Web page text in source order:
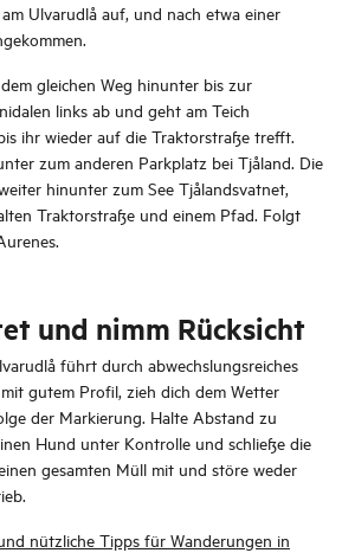
Ulvarudlå auf, und nach etwa einer
gleichen Weg hinunter bis zur
links ab und geht am Teich
ihr wieder auf die Traktorstraße trefft.
zum anderen Parkplatz bei Tjåland. Die
hinunter zum See Tjålandsvatnet,
Traktorstraße und einem Pfad. Folgt
und nimm Rücksicht
führt durch abwechslungsreiches
gutem Profil, zieh dich dem Wetter
der Markierung. Halte Abstand zu
Hund unter Kontrolle und schließe die
gesamten Müll mit und störe weder
nützliche Tipps für Wanderungen in